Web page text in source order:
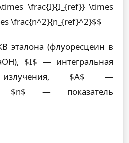
\frac{I}{I_{ref}} \times
\frac{n^2}{n_{ref}^2}$$
эталона (флуоресцеин в
$I$ — интегральная
излучения, $A$ —
$n$ — показатель